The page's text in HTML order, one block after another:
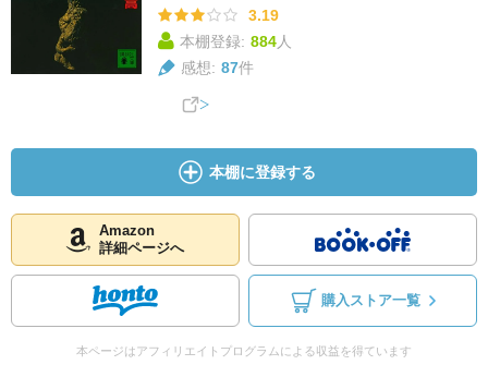
3.19
本棚登録: 884人
感想: 87件
本棚に登録する
Amazon
詳細ページへ
購入ストア一覧
本ページはアフィリエイトプログラムによる収益を得ています